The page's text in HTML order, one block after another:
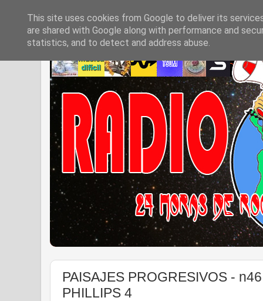
PAISAJES PROGRESIVOS -
PHILLIPS 4
This site uses cookies from Google to deliver its
are shared with Google along with performance and
statistics, and to detect and address abuse.